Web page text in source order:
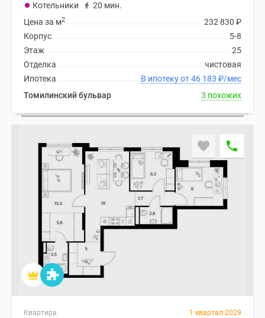
Котельники
20 мин.
232 830 ₽
Цена за м2
5-8
Корпус
25
Этаж
чистовая
Отделка
В ипотеку от 46 183 ₽/мес
Ипотека
Томилинский бульвар
3 похожих
Квартира 1 квартал 2029